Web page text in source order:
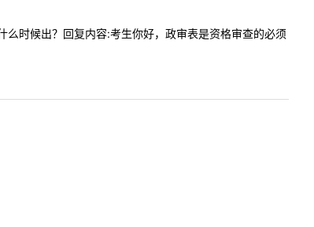
时候出？回复内容:考生你好，政审表是资格审查的必须